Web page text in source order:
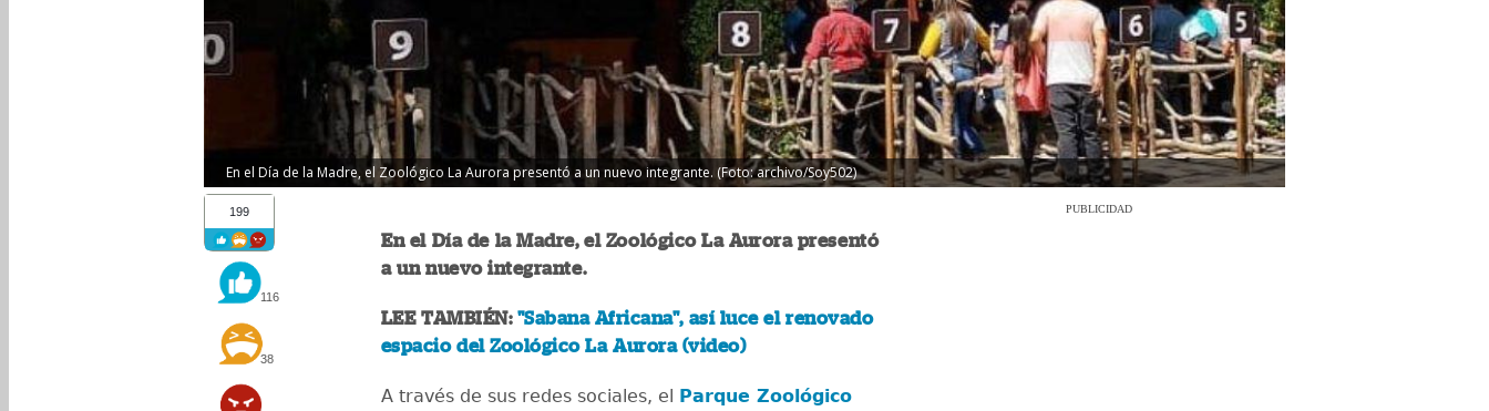
En el Día de la Madre, el Zoológico La Aurora presentó a un nuevo integrante. (Foto: archivo/Soy502)
199
116
38
En el Día de la Madre, el Zoológico La Aurora presentó
a un nuevo integrante.
LEE TAMBIÉN: "Sabana Africana", así luce el renovado
espacio del Zoológico La Aurora (video)
A través de sus redes sociales, el Parque Zoológico
PUBLICIDAD